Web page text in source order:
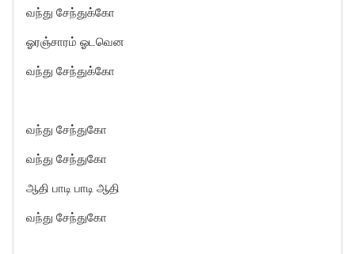
வந்து சேந்துக்கோ
ஓரஞ்சாரம் ஓடவென
வந்து சேந்துக்கோ
வந்து சேந்துகோ
வந்து சேந்துகோ
ஆதி பாடி பாடி ஆதி
வந்து சேந்துகோ